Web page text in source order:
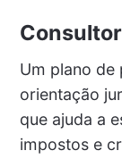
Um plano de
orientação
que ajuda a
impostos e